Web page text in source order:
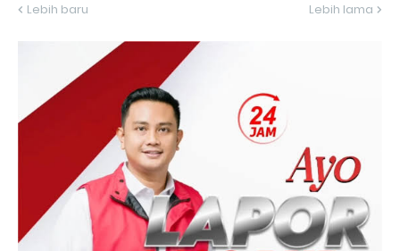
Lebih baru Lebih lama